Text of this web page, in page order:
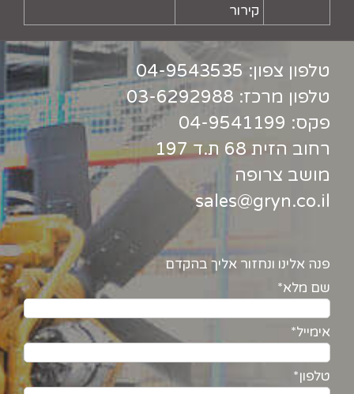
קירור
טלפון צפון: 04-9543535
טלפון מרכז: 03-6292988
פקס: 04-9541199
רחוב הזית 68 ת.ד 197
מושב צרופה
sales@gryn.co.il
פנה אלינו ונחזור אליך בהקדם
שם מלא*
אימייל*
טלפון*